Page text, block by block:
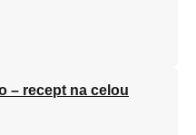
– recept na celou